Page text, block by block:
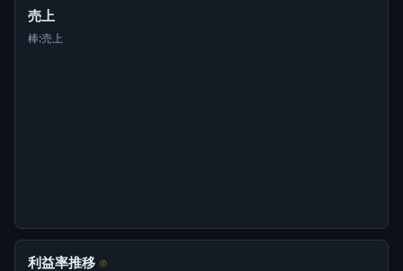
売上
棒:売上
利益率推移 ⊙